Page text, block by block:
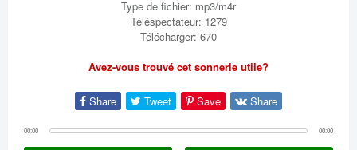
Type de fichier: mp3/m4r
Téléspectateur: 1279
Télécharger: 670
Avez-vous trouvé cet sonnerie utile?
Share Tweet Save Share
00:00 00:00